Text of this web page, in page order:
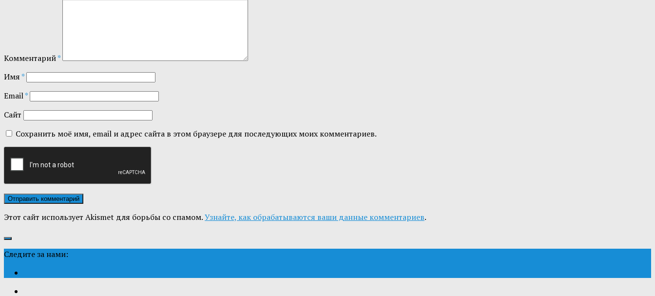
Комментарий*
Имя*
Email*
Сайт
Сохранить моё имя, email и адрес сайта в этом браузере для последующих моих комментариев.
Этот сайт использует Akismet для борьбы со спамом.Узнайте, как обрабатываются ваши данные комментариев.
Следите за нами: